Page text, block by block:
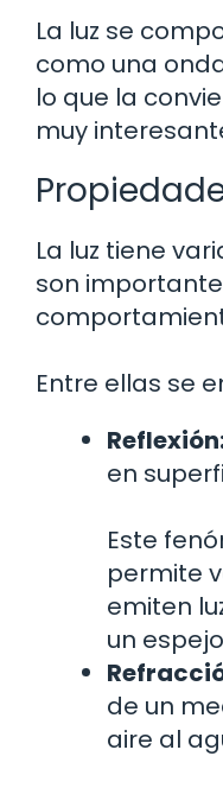
La luz se
como una
lo que la
muy
La luz tiene
son
Entre ellas se
en
Este
permite
emiten
un
de un
aire al